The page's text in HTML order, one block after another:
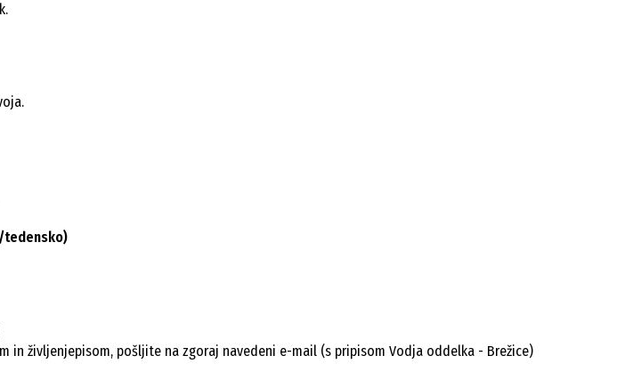
tedensko)
in življenjepisom, pošljite na zgoraj navedeni e-mail (s pripisom Vodja oddelka - Brežice)